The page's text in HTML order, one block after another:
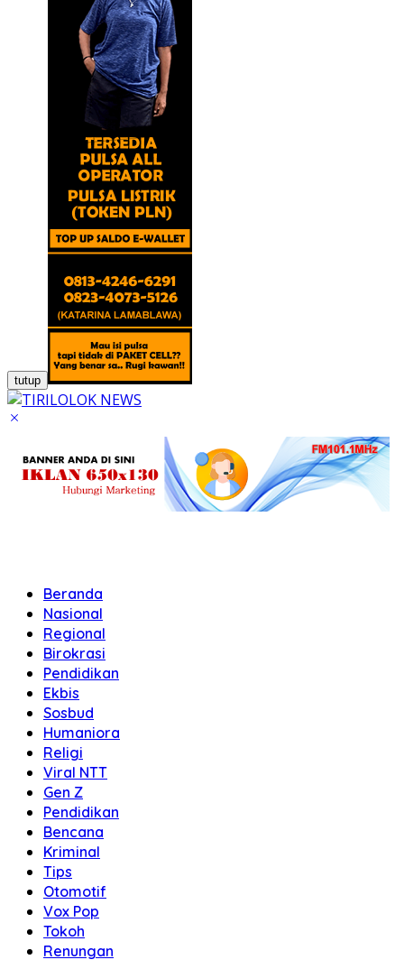
tutup
Beranda
Nasional
Regional
Birokrasi
Pendidikan
Ekbis
Sosbud
Humaniora
Religi
Viral NTT
Gen Z
Pendidikan
Bencana
Kriminal
Tips
Otomotif
Vox Pop
Tokoh
Renungan